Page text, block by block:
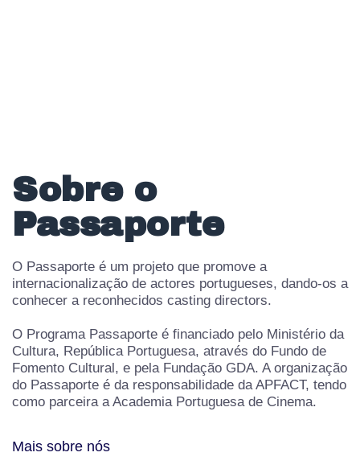
Sobre o
Passaporte
O Passaporte é um projeto que promove a
internacionalização de actores portugueses, dando-os a
conhecer a reconhecidos casting directors.
O Programa Passaporte é financiado pelo Ministério da
Cultura, República Portuguesa, através do Fundo de
Fomento Cultural, e pela Fundação GDA. A organização
do Passaporte é da responsabilidade da APFACT, tendo
como parceira a Academia Portuguesa de Cinema.
Mais sobre nós